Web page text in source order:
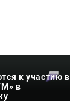
к участию в
в